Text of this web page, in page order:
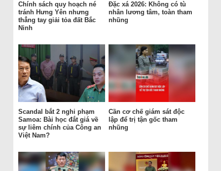
Chính sách quy hoạch né
tránh Hưng Yên nhưng
thẳng tay giải tỏa đất Bắc
Ninh
Đặc xá 2026: Không có tù
nhân lương tâm, toàn tham
nhũng
Scandal bắt 2 nghi phạm
Samoa: Bài học đắt giá về
sự liêm chính của Công an
Việt Nam?
Cần cơ chế giám sát độc
lập để trị tận gốc tham
nhũng